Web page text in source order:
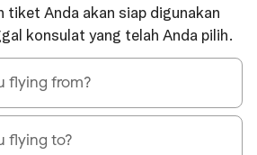
tiket Anda akan siap digunakan
konsulat yang telah Anda pilih.
flying from?
flying to?